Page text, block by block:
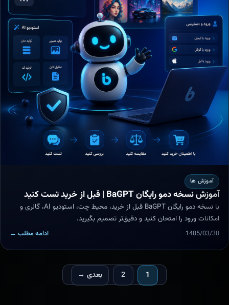
آموزش ها
آموزش نسخه دمو رایگان BaGPT | قبل از خرید تست کنید
با نسخه دمو رایگان BaGPT قبل از خرید، محیط چت، استودیو AI، گالری و
امکانات ورود را امتحان کنید و دقیق‌تر تصمیم بگیرید.
1405/03/30 ادامه مطلب ←
1
2 بعدی →